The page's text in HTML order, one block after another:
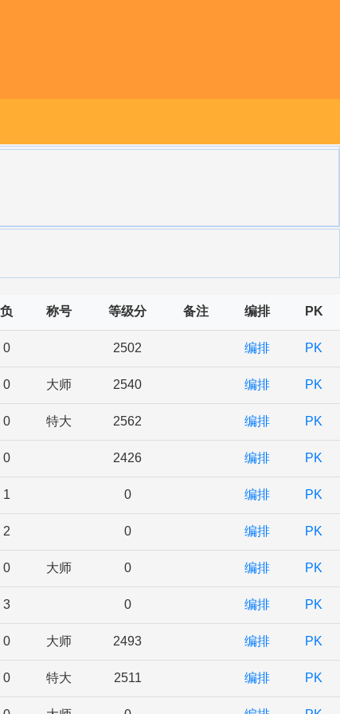
负 称号 等级分 备注 编排 PK
0 2502 编排 PK
0 大师 2540 编排 PK
0 特大 2562 编排 PK
0 2426 编排 PK
1 0 编排 PK
2 0 编排 PK
0 大师 0 编排 PK
3 0 编排 PK
0 大师 2493 编排 PK
0 特大 2511 编排 PK